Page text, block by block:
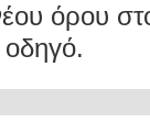
όρου